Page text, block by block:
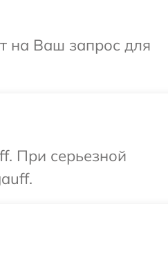
на Ваш запрос для
При серьезной